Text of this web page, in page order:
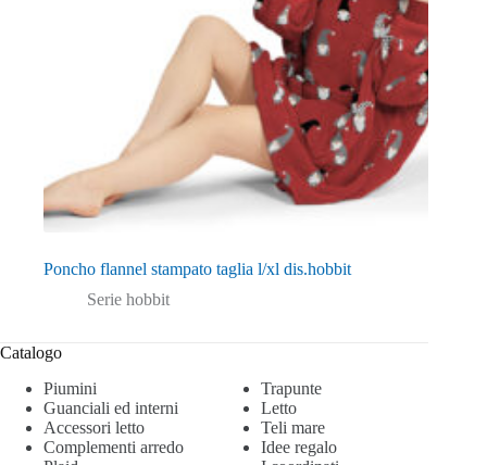
Poncho flannel stampato taglia l/xl dis.hobbit
Serie hobbit
Catalogo
Piumini
Trapunte
Guanciali ed interni
Letto
Accessori letto
Teli mare
Complementi arredo
Idee regalo